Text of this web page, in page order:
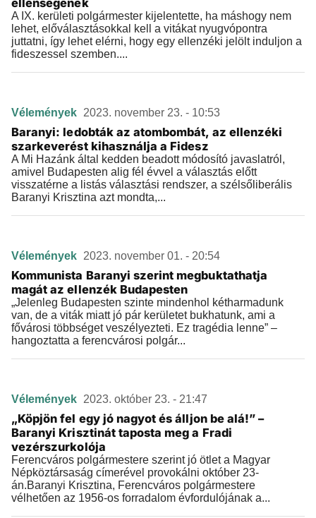
ellenségének
A IX. kerületi polgármester kijelentette, ha máshogy nem
lehet, előválasztásokkal kell a vitákat nyugvópontra
juttatni, így lehet elérni, hogy egy ellenzéki jelölt induljon a
fideszessel szemben....
Vélemények 2023. november 23. - 10:53
Baranyi: ledobták az atombombát, az ellenzéki
szarkeverést kihasználja a Fidesz
A Mi Hazánk által kedden beadott módosító javaslatról,
amivel Budapesten alig fél évvel a választás előtt
visszatérne a listás választási rendszer, a szélsőliberális
Baranyi Krisztina azt mondta,...
Vélemények 2023. november 01. - 20:54
Kommunista Baranyi szerint megbuktathatja
magát az ellenzék Budapesten
„Jelenleg Budapesten szinte mindenhol kétharmadunk
van, de a viták miatt jó pár kerületet bukhatunk, ami a
fővárosi többséget veszélyezteti. Ez tragédia lenne” –
hangoztatta a ferencvárosi polgár...
Vélemények 2023. október 23. - 21:47
„Köpjön fel egy jó nagyot és álljon be alá!” –
Baranyi Krisztinát taposta meg a Fradi
vezérszurkolója
Ferencváros polgármestere szerint jó ötlet a Magyar
Népköztársaság címerével provokálni október 23-
án.Baranyi Krisztina, Ferencváros polgármestere
vélhetően az 1956-os forradalom évfordulójának a...